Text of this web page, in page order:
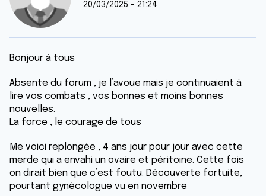
20/03/2025 - 21:24
Bonjour à tous
Absente du forum , je l’avoue mais je continuaient à
lire vos combats , vos bonnes et moins bonnes
nouvelles.
La force , le courage de tous
Me voici replongée , 4 ans jour pour jour avec cette
merde qui a envahi un ovaire et péritoine. Cette fois
on dirait bien que c’est foutu. Découverte fortuite,
pourtant gynécologue vu en novembre